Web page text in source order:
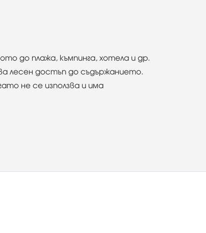
до плажа, къмпинга, хотела и др.
лесен достъп до съдържанието.
не се използва и има